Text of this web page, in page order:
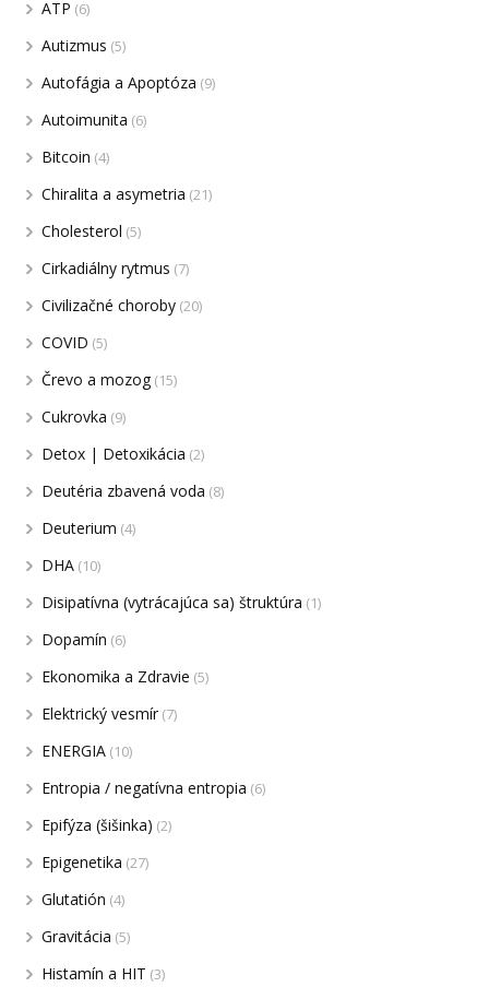
ATP (6)
Autizmus (5)
Autofágia a Apoptóza (9)
Autoimunita (6)
Bitcoin (4)
Chiralita a asymetria (21)
Cholesterol (5)
Cirkadiálny rytmus (7)
Civilizačné choroby (20)
COVID (5)
Črevo a mozog (15)
Cukrovka (9)
Detox | Detoxikácia (2)
Deutéria zbavená voda (8)
Deuterium (4)
DHA (10)
Disipatívna (vytrácajúca sa) štruktúra (1)
Dopamín (6)
Ekonomika a Zdravie (5)
Elektrický vesmír (7)
ENERGIA (10)
Entropia / negatívna entropia (6)
Epifýza (šišinka) (2)
Epigenetika (27)
Glutatión (4)
Gravitácia (5)
Histamín a HIT (3)